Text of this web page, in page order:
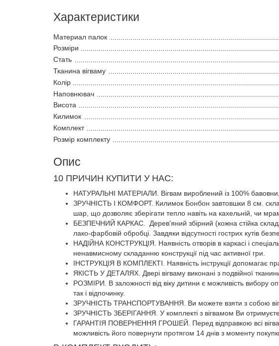
Характеристики
Материал палок
Розміри
Стать
Тканина вігваму
Колір
Наповнювач
Висота
Килимок
Комплект
Розмір комплекту
Опис
10 ПРИЧИН КУПИТИ У НАС:
НАТУРАЛЬНІ МАТЕРІАЛИ. Вігвам вироблений із 100%
ЗРУЧНІСТЬ І КОМФОРТ. Килимок Бонбон завтовшки 8 см.
шар, що дозволяє зберігати тепло навіть на кахельній, чи
БЕЗПЕЧНИЙ КАРКАС. Дерев'яний збірний (кожна стійка
лако-фарбовій обробці. Завдяки відсутності гострих кутів
НАДІЙНА КОНСТРУКЦІЯ. Наявність отворів в каркасі і
ненавмисному складанню конструкції під час активної гри.
ІНСТРУКЦІЯ В КОМПЛЕКТІ. Наявність інструкції допомагає
ЯКІСТЬ У ДЕТАЛЯХ. Двері вігваму виконані з подвійної
РОЗМІРИ. В заложності від віку дитини є можливість вибору
так і відпочинку.
ЗРУЧНІСТЬ ТРАНСПОРТУВАННЯ. Ви можете взяти з собою
ЗРУЧНІСТЬ ЗБЕРІГАННЯ. У комплекті з вігвамом Ви
ГАРАНТІЯ ПОВЕРНЕННЯ ГРОШЕЙ. Перед відправкою всі
можливість його повернути протягом 14 днів з моменту